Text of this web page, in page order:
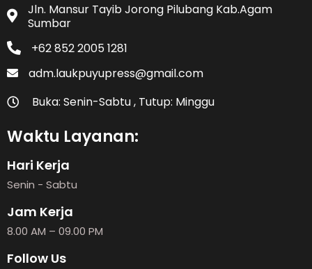
Jln. Mansur Tayib Jorong Pilubang Kab.Agam
Sumbar
+62 852 2005 1281
adm.laukpuyupress@gmail.com
Buka: Senin-Sabtu , Tutup: Minggu
Waktu Layanan:
Hari Kerja
Senin - Sabtu
Jam Kerja
8.00 AM – 09.00 PM
Follow Us